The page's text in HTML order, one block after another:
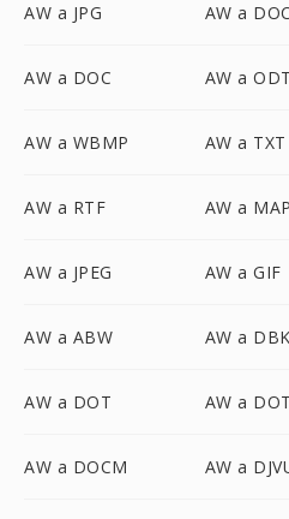
AW a JPG AW a
AW a DOC AW a ODT
AW a WBMP AW a TXT
AW a RTF AW a MAP
AW a JPEG AW a GIF
AW a ABW AW a DBK
AW a DOT AW a
AW a DOCM AW a